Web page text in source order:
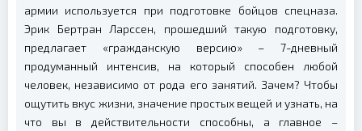
армии используется при подготовке бойцов спецназа.
Эрик Бертран Ларссен, прошедший такую подготовку,
предлагает «гражданскую версию» – 7-дневный
продуманный интенсив, на который способен любой
человек, независимо от рода его занятий. Зачем? Чтобы
ощутить вкус жизни, значение простых вещей и узнать, на
что вы в действительности способны, а главное –